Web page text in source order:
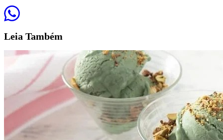
Leia Também